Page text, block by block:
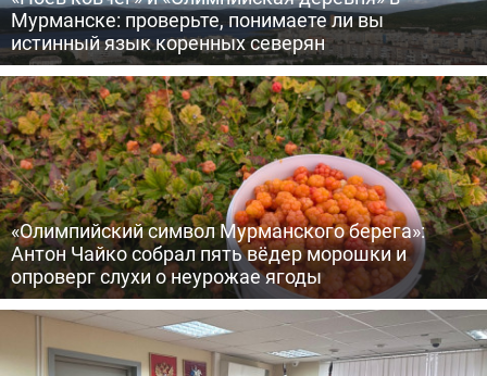
Мурманске: проверьте, понимаете ли вы
истинный язык коренных северян
«Олимпийский символ Мурманского берега»:
Антон Чайко собрал пять вёдер морошки и
опроверг слухи о неурожае ягоды